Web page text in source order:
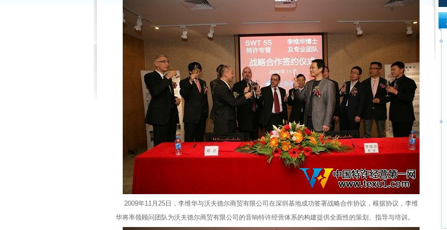
2009年11月25日，李维华与沃夫德尔商贸有限公司在深圳基地成功签署战略合作协议，根据协议，李维
华将率领顾问团队为沃夫德尔商贸有限公司的音响特许经营体系的构建提供全面性的策划、指导与培训。